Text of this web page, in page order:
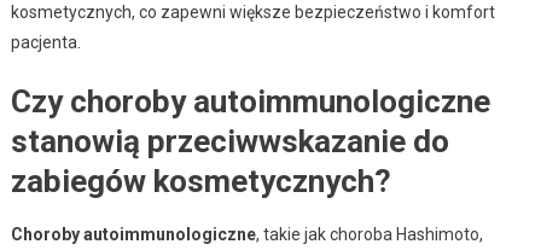
kosmetycznych, co zapewni większe bezpieczeństwo i komfort
pacjenta.
Czy choroby autoimmunologiczne
stanowią przeciwwskazanie do
zabiegów kosmetycznych?
Choroby autoimmunologiczne, takie jak choroba Hashimoto,